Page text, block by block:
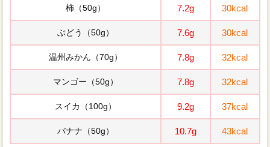
柿（50g） 7.2g 30kcal
ぶどう（50g） 7.6g 30kcal
温州みかん（70g） 7.8g 32kcal
マンゴー（50g） 7.8g 32kcal
スイカ（100g） 9.2g 37kcal
バナナ（50g） 10.7g 43kcal